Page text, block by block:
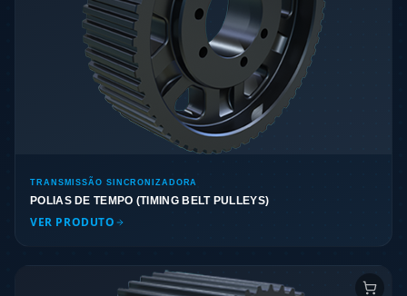
TRANSMISSÃO SINCRONIZADORA
POLIAS DE TEMPO (TIMING BELT PULLEYS)
VER PRODUTO